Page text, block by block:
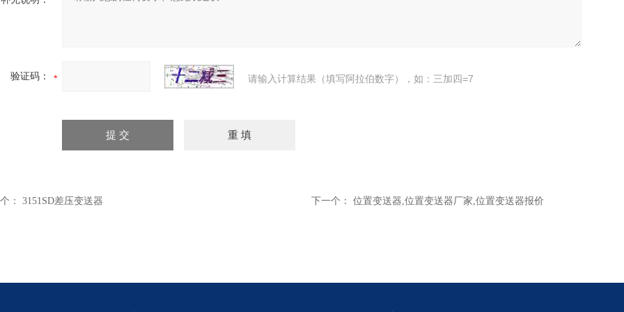
验证码： 请输入计算结果（填写阿拉伯数字），如：三加四=7
： 3151SD差压变送器 下一个： 位置变送器,位置变送器厂家,位置变送器报价